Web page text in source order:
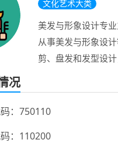
文化艺术大类
美发与形象设计专
从事美发与形象设
剪、盘发和发型设
况
：750110
：110200